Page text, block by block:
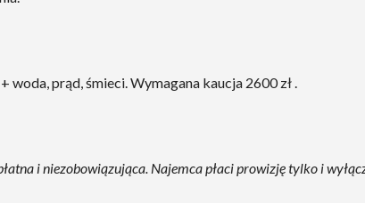
woda, prąd, śmieci. Wymagana kaucja 2600 zł .
i niezobowiązująca. Najemca płaci prowizję tylko i